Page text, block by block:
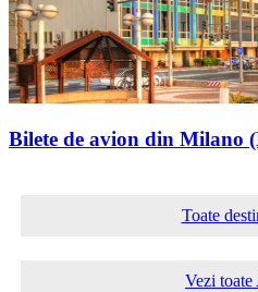
Bilete de avion din Milano
Toate
Vezi